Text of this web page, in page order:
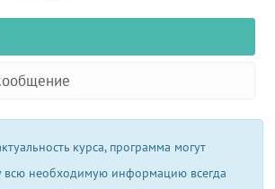
курса, программа могут
всю необходимую информацию всегда